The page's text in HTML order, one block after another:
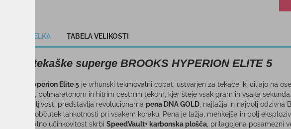
OPIS IZDELKA TABELA VELIKOSTI
Moške tekaške superge BROOKS HYPERION ELITE 5
BROOKS Hyperion Elite 5je vrhunski tekmovalni copat, ustvarjen za tekače, ki ciljajo na
maratonom, polmaratonom in hitrim cestnim tekom, kjer šteje vsak gram in vsaka sekunda.
Jedro zmogljivosti predstavlja revolucionarna pena DNA GOLD, najlažja in najbolj odzivna
prožnost in občutek lahkotnosti pri vsakem koraku. Pena je lažja, mehkejša in bolj
Za maksimalno učinkovitost skrbi SpeedVault+ karbonska plošča, prilagojena posamezni